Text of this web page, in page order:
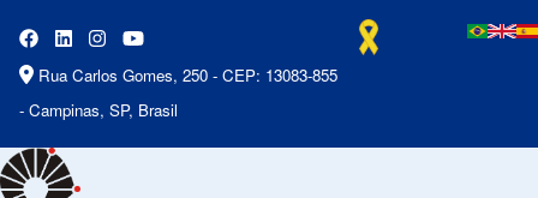
Rua Carlos Gomes, 250 - CEP: 13083-855
- Campinas, SP, Brasil